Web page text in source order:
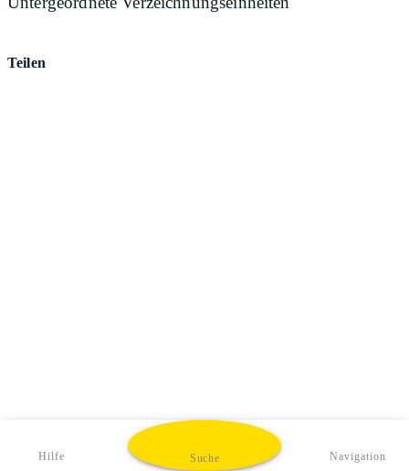
Teilen
Hilfe Suche Navigation